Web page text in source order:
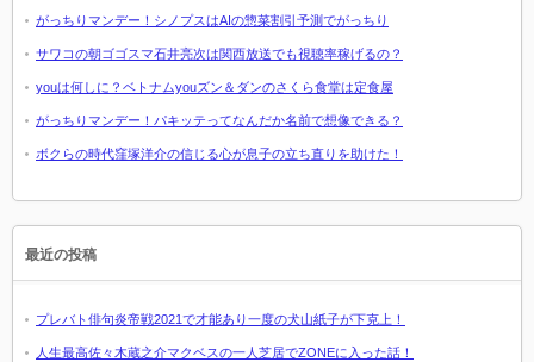
がっちりマンデー！シノプスはAIの惣菜割引予測でがっちり
サワコの朝ゴゴスマ石井亮次は関西放送でも視聴率稼げるの？
youは何しに？ベトナムyouズン＆ダンのさくら食堂は定食屋
がっちりマンデー！パキッテってなんだか名前で想像できる？
ボクらの時代窪塚洋介の信じる心が息子の立ち直りを助けた！
最近の投稿
プレバト俳句炎帝戦2021で才能あり一度の犬山紙子が下克上！
人生最高佐々木蔵之介マクベスの一人芝居でZONEに入った話！